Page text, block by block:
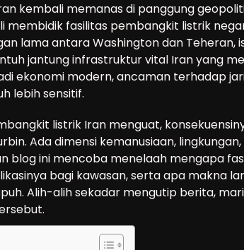
kembali memanas di panggung
membidik fasilitas pembangkit listrik
lama antara Washington dan Teheran,
jantung infrastruktur vital Iran yang
ekonomi modern, ancaman terhadap
lebih sensitif.
listrik Iran menguat,
Ada dimensi kemanusiaan,
blog ini mencoba menelaah mengapa
bagi kawasan, serta apa makna
Alih-alih sekadar mengutip berita,